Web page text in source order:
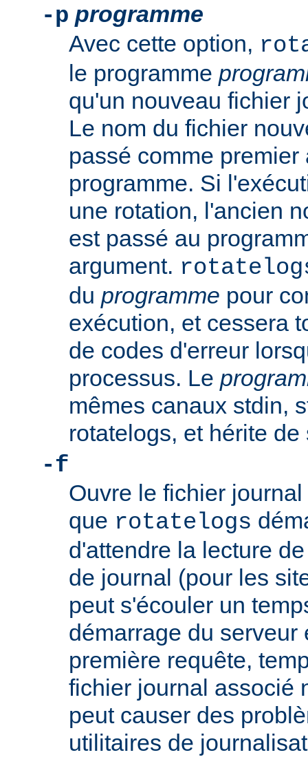
-p programme
Avec cette option,
le programme
qu'un nouveau fichier
Le nom du fichier
passé comme premier
programme. Si
une rotation, l'ancien
est passé au
argument.
du programme pour
exécution, et cessera
de codes d'erreur
processus. Le
mêmes canaux stdin,
rotatelogs, et hérite
-f
Ouvre le fichier
que rotatelogs
d'attendre la lecture
de journal (pour les
peut s'écouler un
démarrage du serveur
première requête,
fichier journal associé
peut causer des
utilitaires de